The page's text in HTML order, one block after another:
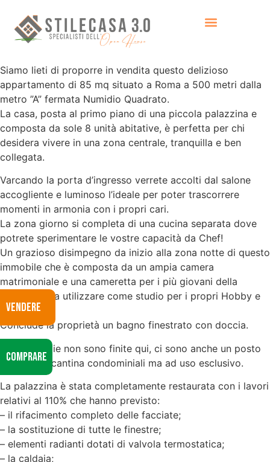
Siamo lieti di proporre in vendita questo delizioso
appartamento di 85 mq situato a Roma a 500 metri dalla
metro ”A” fermata Numidio Quadrato.
La casa, posta al primo piano di una piccola palazzina e
composta da sole 8 unità abitative, è perfetta per chi
desidera vivere in una zona centrale, tranquilla e ben
collegata.
Varcando la porta d’ingresso verrete accolti dal salone
accogliente e luminoso l’ideale per poter trascorrere
momenti in armonia con i propri cari.
La zona giorno si completa di una cucina separata dove
potrete sperimentare le vostre capacità da Chef!
Un grazioso disimpegno da inizio alla zona notte di questo
immobile che è composta da un ampia camera
matrimoniale e una cameretta per i più giovani della
famiglia o da utilizzare come studio per i propri Hobby e
passioni.
Conclude la proprietà un bagno finestrato con doccia.
Le meraviglie non sono finite qui, ci sono anche un posto
auto e una cantina condominiali ma ad uso esclusivo.
La palazzina è stata completamente restaurata con i lavori
relativi al 110% che hanno previsto:
– il rifacimento completo delle facciate;
– la sostituzione di tutte le finestre;
– elementi radianti dotati di valvola termostatica;
– la caldaia;
VENDERE
COMPRARE